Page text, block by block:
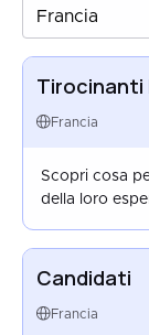
Francia
Tirocinanti
Francia
Scopri cosa
della loro
Candidati
Francia